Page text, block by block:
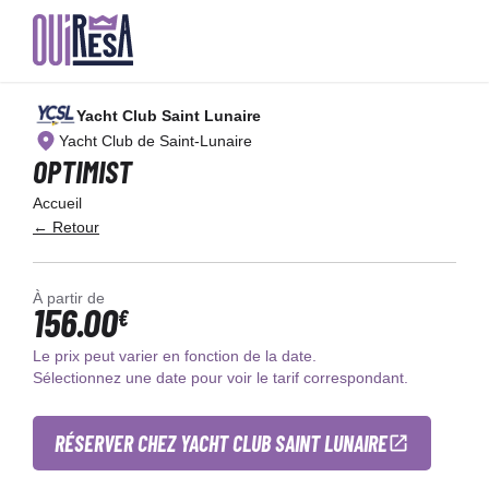
contenu
principal
Yacht Club Saint Lunaire
Yacht Club de Saint-Lunaire
OPTIMIST
Accueil
← Retour
À partir de
156.00€
Le prix peut varier en fonction de la date.
Sélectionnez une date pour voir le tarif correspondant.
RÉSERVER CHEZ YACHT CLUB SAINT LUNAIRE